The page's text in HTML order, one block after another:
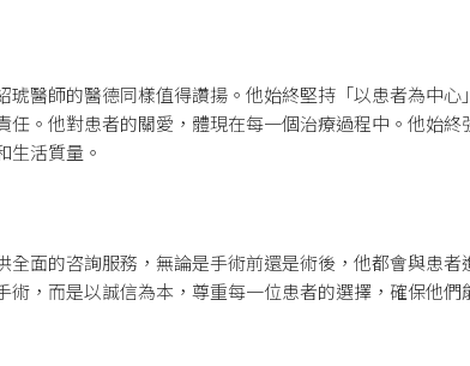
琥醫師的醫德同樣值得讚揚。他始終堅持「以患者為中
任。他對患者的關愛，體現在每一個治療過程中。他始
生活質量。
全面的咨詢服務，無論是手術前還是術後，他都會與患
術，而是以誠信為本，尊重每一位患者的選擇，確保他們